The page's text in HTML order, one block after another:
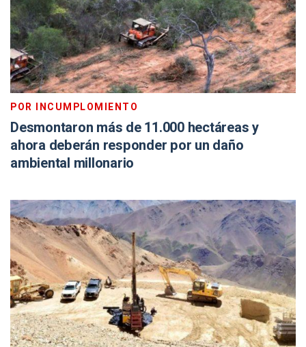
POR INCUMPLOMIENTO
Desmontaron más de 11.000 hectáreas y
ahora deberán responder por un daño
ambiental millonario